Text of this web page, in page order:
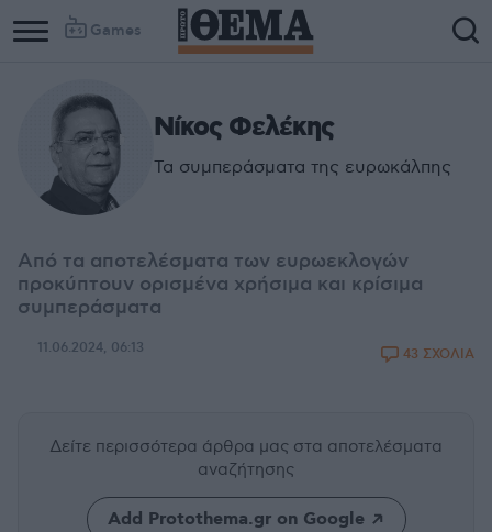
Games
Νίκος Φελέκης
Τα συμπεράσματα της ευρωκάλπης
Από τα αποτελέσματα των ευρωεκλογών
προκύπτουν ορισμένα χρήσιμα και κρίσιμα
συμπεράσματα
11.06.2024, 06:13 43 ΣΧΟΛΙΑ
Δείτε περισσότερα άρθρα μας στα αποτελέσματα
αναζήτησης
Add Protothema.gr on Google